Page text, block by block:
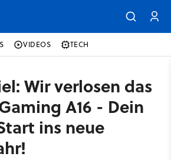
VIDEOS TECH
Wir verlosen das
A16 - Dein
ins neue